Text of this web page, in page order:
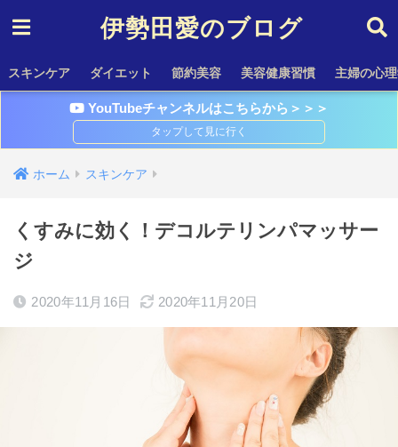
伊勢田愛のブログ
スキンケア ダイエット 節約美容 美容健康習慣 主婦の心
YouTubeチャンネルはこちらから＞＞＞
ホーム スキンケア
くすみに効く！デコルテリンパマッサー
ジ
2020年11月16日 2020年11月20日